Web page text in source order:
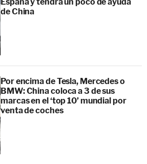
de China
Por encima de Tesla, Mercedes o
BMW: China coloca a 3 de sus
marcas en el ‘top 10’ mundial por
venta de coches